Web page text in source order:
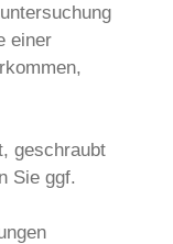
einer
geschraubt
Sie ggf.